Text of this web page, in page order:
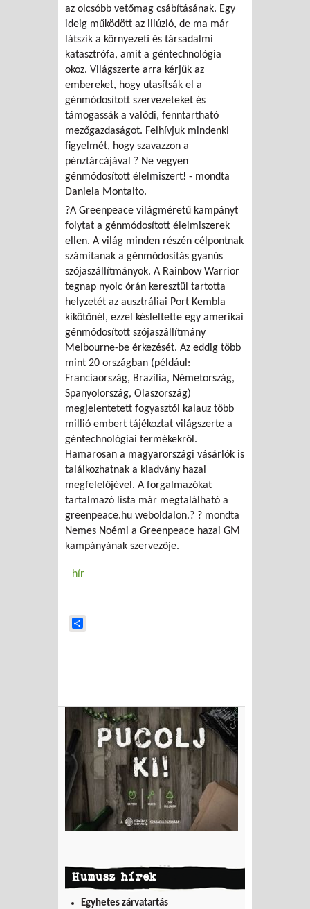
az olcsóbb vetőmag csábításának. Egy
ideig működött az illúzió, de ma már
látszik a környezeti és társadalmi
katasztrófa, amit a géntechnológia
okoz. Világszerte arra kérjük az
embereket, hogy utasítsák el a
génmódosított szervezeteket és
támogassák a valódi, fenntartható
mezőgazdaságot. Felhívjuk mindenki
figyelmét, hogy szavazzon a
pénztárcájával ? Ne vegyen
génmódosított élelmiszert! - mondta
Daniela Montalto.
?A Greenpeace világméretű kampányt
folytat a génmódosított élelmiszerek
ellen. A világ minden részén célpontnak
számítanak a génmódosítás gyanús
szójaszállítmányok. A Rainbow Warrior
tegnap nyolc órán keresztül tartotta
helyzetét az ausztráliai Port Kembla
kikötőnél, ezzel késleltette egy amerikai
génmódosított szójaszállítmány
Melbourne-be érkezését. Az eddig több
mint 20 országban (például:
Franciaország, Brazília, Németország,
Spanyolország, Olaszország)
megjelentetett fogyasztói kalauz több
millió embert tájékoztat világszerte a
géntechnológiai termékekről.
Hamarosan a magyarországi vásárlók is
találkozhatnak a kiadvány hazai
megfelelőjével. A forgalmazókat
tartalmazó lista már megtalálható a
greenpeace.hu weboldalon.? ? mondta
Nemes Noémi a Greenpeace hazai GM
kampányának szervezője.
hír
Humusz hírek
Egyhetes zárvatartás